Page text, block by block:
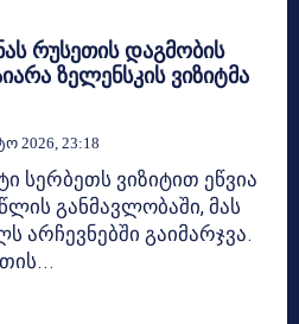
რუსეთის დაგმობის
ზელენსკის ვიზიტმა
2026, 23:18
სერბეთს ვიზიტით ეწვია
განმავლობაში, მას
არჩევნებში გაიმარჯვა.